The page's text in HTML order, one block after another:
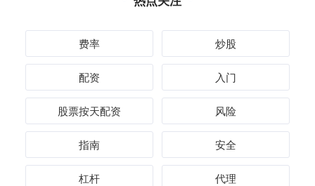
费率 炒股
配资 入门
股票按天配资 风险
指南 安全
杠杆 代理